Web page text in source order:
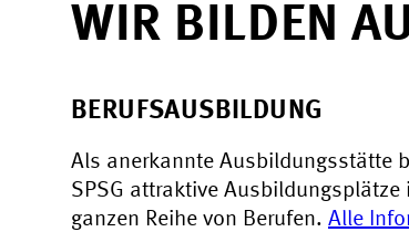
WIR BILDEN
BERUFSAUSBILDUNG
Als anerkannte Ausbildungsstätte
SPSG attraktive Ausbildungsplätze
ganzen Reihe von Berufen. Alle